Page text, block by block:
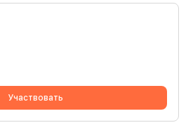
Участвовать